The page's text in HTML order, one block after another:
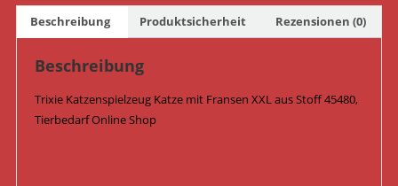
cm
45480
Beschreibung Produktsicherheit Rezensionen (0)
Beschreibung
Trixie Katzenspielzeug Katze mit Fransen XXL aus Stoff 45480,
Tierbedarf Online Shop